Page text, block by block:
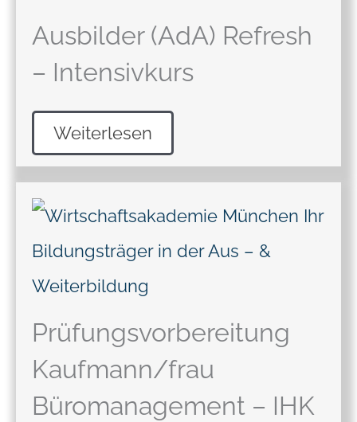
Ausbilder (AdA) Refresh
– Intensivkurs
Weiterlesen
Prüfungsvorbereitung
Kaufmann/frau
Büromanagement – IHK